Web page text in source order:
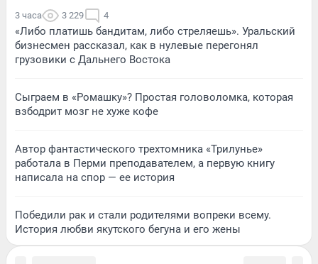
3 часа 3 229 4
«Либо платишь бандитам, либо стреляешь». Уральский
бизнесмен рассказал, как в нулевые перегонял
грузовики с Дальнего Востока
Сыграем в «Ромашку»? Простая головоломка, которая
взбодрит мозг не хуже кофе
Автор фантастического трехтомника «Трилунье»
работала в Перми преподавателем, а первую книгу
написала на спор — ее история
Победили рак и стали родителями вопреки всему.
История любви якутского бегуна и его жены